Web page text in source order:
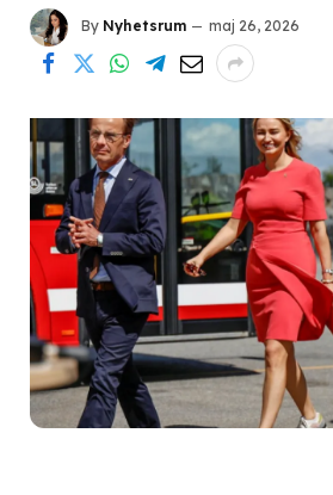
By Nyhetsrum maj 26, 2026